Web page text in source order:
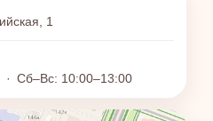
1
· Сб–Вс: 10:00–13:00